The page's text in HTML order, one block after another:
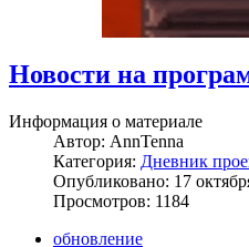
Новости на
Информация о материале
Автор: AnnTenna
Категория: Дневник
Опубликовано: 17
Просмотров: 1184
обновление